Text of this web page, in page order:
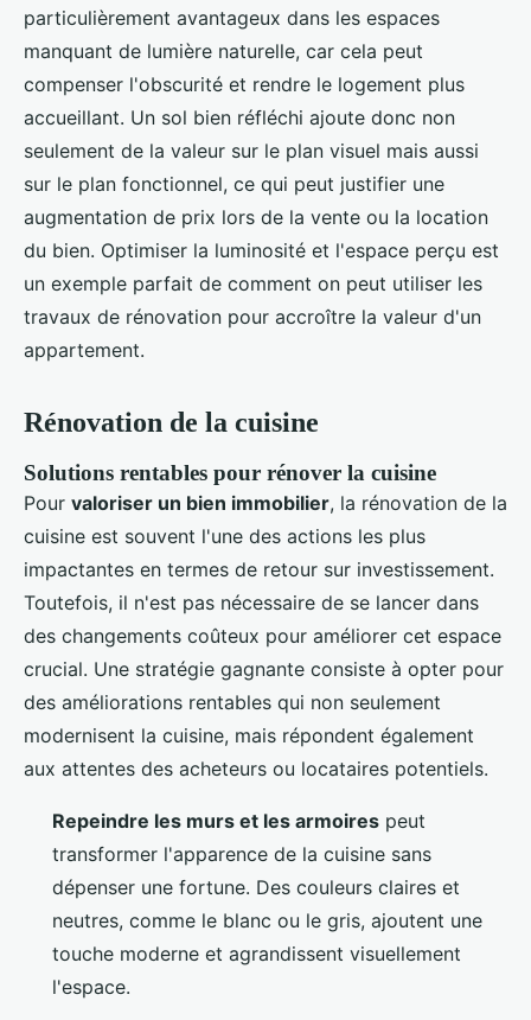
particulièrement avantageux dans les espaces
manquant de lumière naturelle, car cela peut
compenser l'obscurité et rendre le logement plus
accueillant. Un sol bien réfléchi ajoute donc non
seulement de la valeur sur le plan visuel mais aussi
sur le plan fonctionnel, ce qui peut justifier une
augmentation de prix lors de la vente ou la location
du bien. Optimiser la luminosité et l'espace perçu est
un exemple parfait de comment on peut utiliser les
travaux de rénovation pour accroître la valeur d'un
appartement.
Rénovation de la cuisine
Solutions rentables pour rénover la cuisine
Pour valoriser un bien immobilier, la rénovation de la
cuisine est souvent l'une des actions les plus
impactantes en termes de retour sur investissement.
Toutefois, il n'est pas nécessaire de se lancer dans
des changements coûteux pour améliorer cet espace
crucial. Une stratégie gagnante consiste à opter pour
des améliorations rentables qui non seulement
modernisent la cuisine, mais répondent également
aux attentes des acheteurs ou locataires potentiels.
Repeindre les murs et les armoires peut
transformer l'apparence de la cuisine sans
dépenser une fortune. Des couleurs claires et
neutres, comme le blanc ou le gris, ajoutent une
touche moderne et agrandissent visuellement
l'espace.